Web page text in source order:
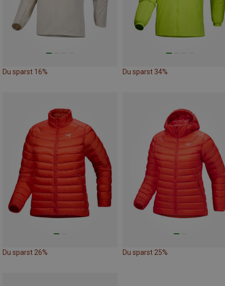
Du sparst 16% Du sparst 34%
Du sparst 26% Du sparst 25%